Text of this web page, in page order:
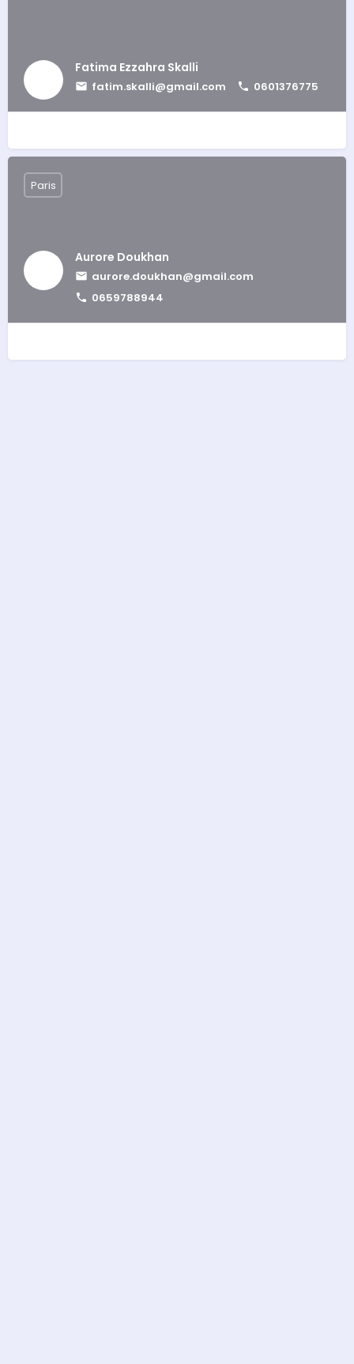
Fatima Ezzahra Skalli
fatim.skalli@gmail.com 0601376775
Aurore Doukhan
aurore.doukhan@gmail.com
0659788944
Paris